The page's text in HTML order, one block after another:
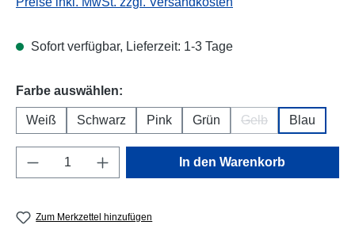
Sofort verfügbar, Lieferzeit: 1-3 Tage
Farbe auswählen:
Weiß Schwarz Pink Grün Gelb
(Diese Option ist
Blau
Produkt Anzahl: Gib den gewünschten
In den Warenkorb
Zum Merkzettel hinzufügen